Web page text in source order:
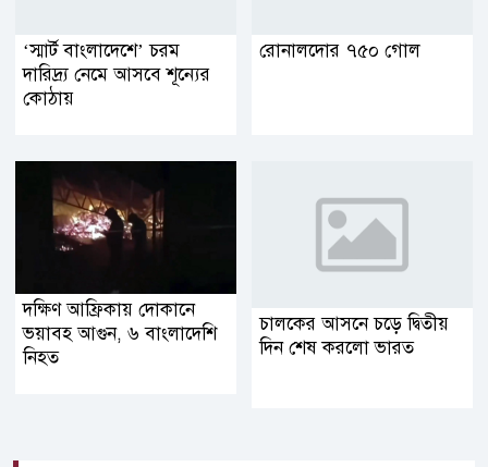
‘স্মার্ট বাংলাদেশে’ চরম
দারিদ্র্য নেমে আসবে শূন্যের
কোঠায়
রোনালদোর ৭৫০ গোল
দক্ষিণ আফ্রিকায় দোকানে
ভয়াবহ আগুন, ৬ বাংলাদেশি
নিহত
চালকের আসনে চড়ে দ্বিতীয়
দিন শেষ করলো ভারত